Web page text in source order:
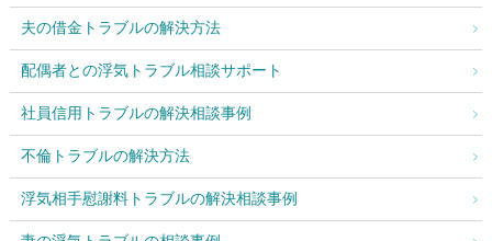
夫の借金トラブルの解決方法
配偶者との浮気トラブル相談サポート
社員信用トラブルの解決相談事例
不倫トラブルの解決方法
浮気相手慰謝料トラブルの解決相談事例